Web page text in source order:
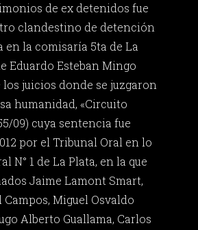
de ex detenidos fue
clandestino de detención
en la comisaría 5ta de La
Eduardo Esteban Mingo
juicios donde se juzgaron
humanidad, «Circuito
09) cuya sentencia fue
por el Tribunal Oral en lo
N° 1 de La Plata, en la que
Jaime Lamont Smart,
Miguel Osvaldo
Alberto Guallama, Carlos